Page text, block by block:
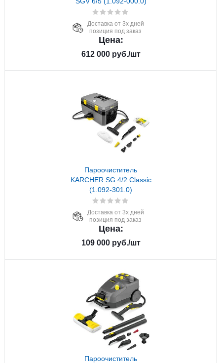
Доставка от 3х дней
позиция под заказ
Цена:
612 000руб./шт
Пароочиститель
KARCHER SG 4/2 Classic
(1.092-301.0)
Доставка от 3х дней
позиция под заказ
Цена:
109 000руб./шт
Пароочиститель